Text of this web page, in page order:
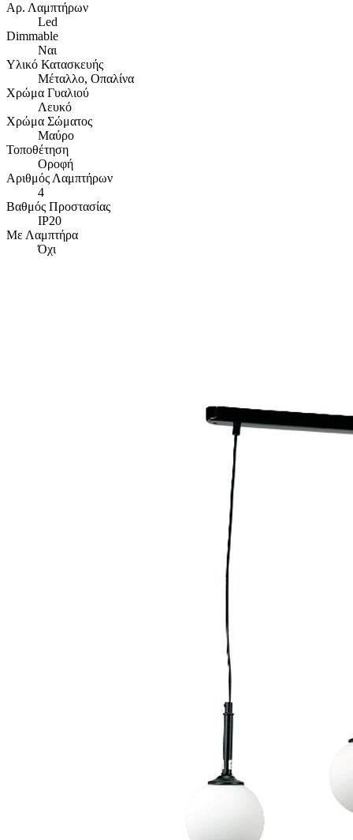
Αρ. Λαμπτήρων
Led
Dimmable
Ναι
Υλικό Κατασκευής
Μέταλλο, Οπαλίνα
Χρώμα Γυαλιού
Λευκό
Χρώμα Σώματος
Μαύρο
Τοποθέτηση
Οροφή
Αριθμός Λαμπτήρων
4
Βαθμός Προστασίας
IP20
Με Λαμπτήρα
Όχι